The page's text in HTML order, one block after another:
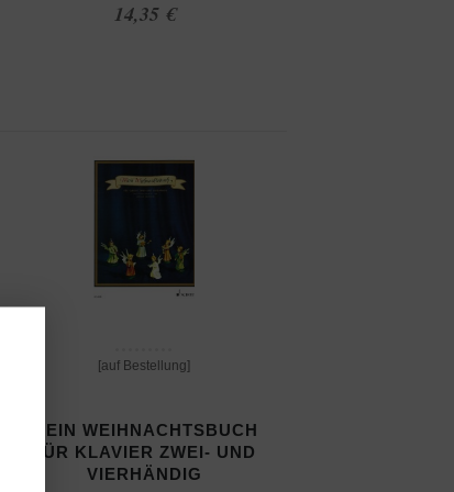
14,35 €
[auf Bestellung]
MEIN WEIHNACHTSBUCH
FÜR KLAVIER ZWEI- UND
VIERHÄNDIG